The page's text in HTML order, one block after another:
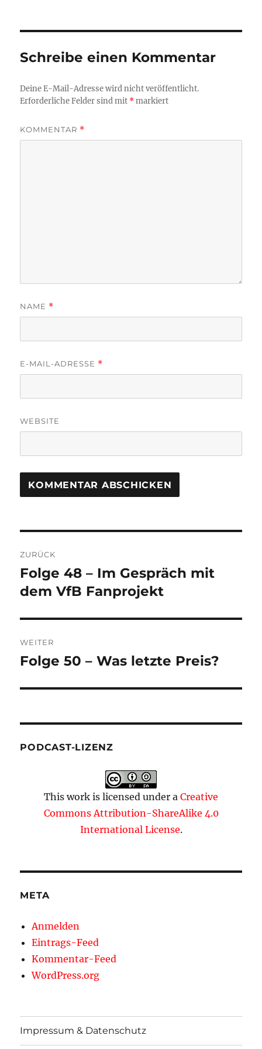
Schreibe einen Kommentar
Deine E-Mail-Adresse wird nicht veröffentlicht.
Erforderliche Felder sind mit *markiert
KOMMENTAR *
NAME *
E-MAIL-ADRESSE *
WEBSITE
ZURÜCK
Vorheriger
Beitrag:
Folge 48 – Im Gespräch mit
dem VfB Fanprojekt
WEITER
Nächster
Folge 50 – Was letzte Preis?
PODCAST-LIZENZ
This work is licensed under a Creative
Commons Attribution-ShareAlike 4.0
International License.
META
Anmelden
Eintrags-Feed
Kommentar-Feed
WordPress.org
Impressum & Datenschutz